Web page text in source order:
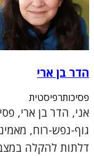
הדר בן ארי
פסיכותרפיסטית
אני, הדר בן ארי,
גוף-נפש-רוח,
דלתות להקלה